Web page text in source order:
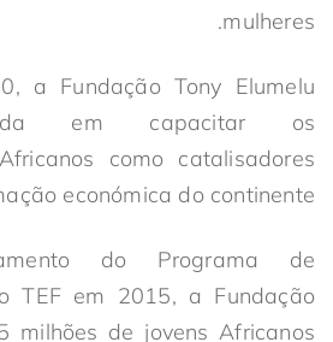
mulheres.
a Fundação Tony Elumelu
em capacitar os
como catalisadores
económica do continente.
do Programa de
TEF em 2015, a Fundação
milhões de jovens Africanos